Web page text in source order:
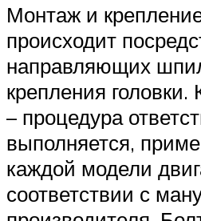
Монтаж и
происходит
направляющих
крепления
– процедура
выполняется,
каждой модели
соответствии с